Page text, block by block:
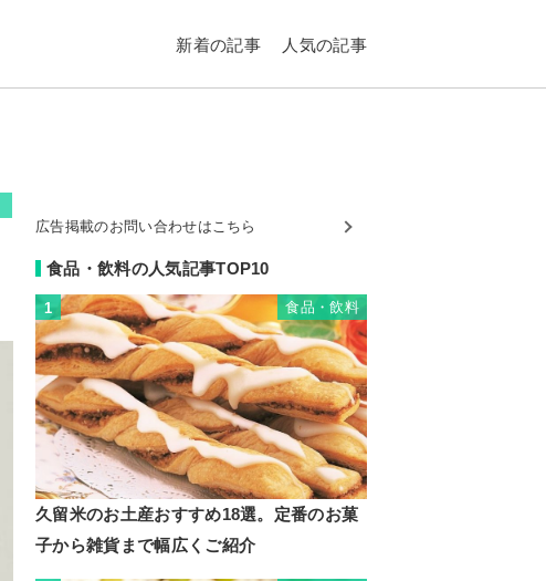
新着の記事 人気の記事
広告掲載のお問い合わせはこちら
食品・飲料の人気記事TOP10
1 食品・飲料
久留米のお土産おすすめ18選。定番のお菓
子から雑貨まで幅広くご紹介